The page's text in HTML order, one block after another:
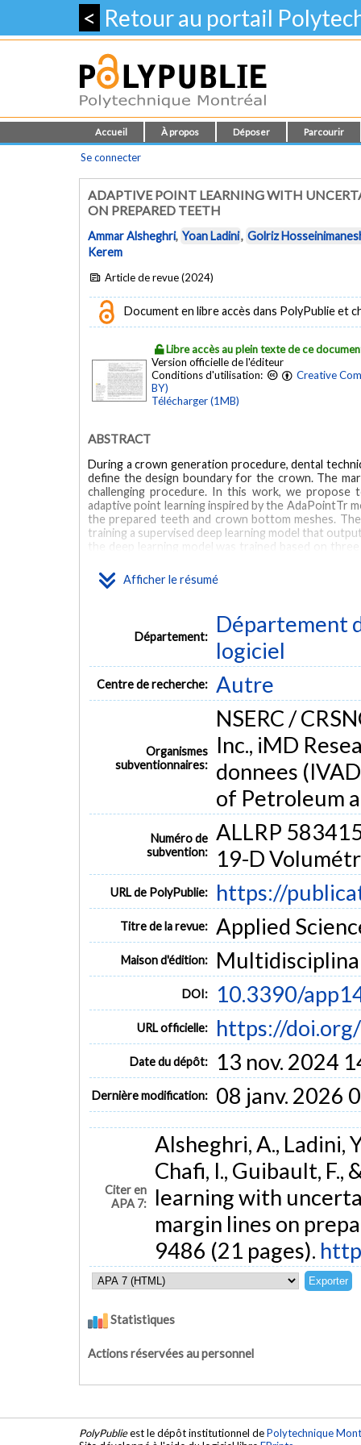
< Retour au portail
Accueil À propos Déposer Parcourir
Se connecter
ADAPTIVE POINT LEARNING WITH
ON PREPARED TEETH
Ammar Alsheghri, Yoan Ladini, Golriz
Kerem
Article de revue (2024)
Document en libre accès dans PolyPublie et
Libre accès au plein texte de ce
Version officielle de l'éditeur
Conditions d'utilisation:
Creative
BY)
Télécharger (1MB)
Afficher le résumé
ABSTRACT
During a crown generation procedure, dental
define the design boundary for the crown. The
challenging procedure. In this work, we propose
adaptive point learning inspired by the AdaPointTr
the prepared teeth and crown bottom meshes.
training a supervised deep learning model that
the deep learning model was trained based on
sets contained 913 and 134 samples, respectively,
samples. Our post-processing involves removing
using CD, we achieved a median distance of 0.137
novel confidence metric for uncertainty
defined based on the percentage of removed
framework helps dental professionals in
the potential of deep learning to revolutionize the
robust methods to meet the increasing demands
point cloud generation deep learning
Département:
Département
logiciel
Centre de recherche: Autre
Organismes
subventionnaires:
NSERC /
Inc., iMD
donnees
of Petroleum
Numéro de
subvention:
ALLRP
19-D
URL de PolyPublie: https://
Titre de la revue: Applied
Maison d'édition:
DOI: 10.3390/
URL officielle: https://
Date du dépôt: 13 nov. 2024
Dernière modification: 08 janv. 2026
Citer en
APA 7:
Alsheghri, A., Ladini,
Chafi, I., Guibault,
learning with
margin lines on
9486 (21 pages).
Statistiques
Actions réservées au personnel
PolyPublieest le dépôt institutionnel dePolytechnique